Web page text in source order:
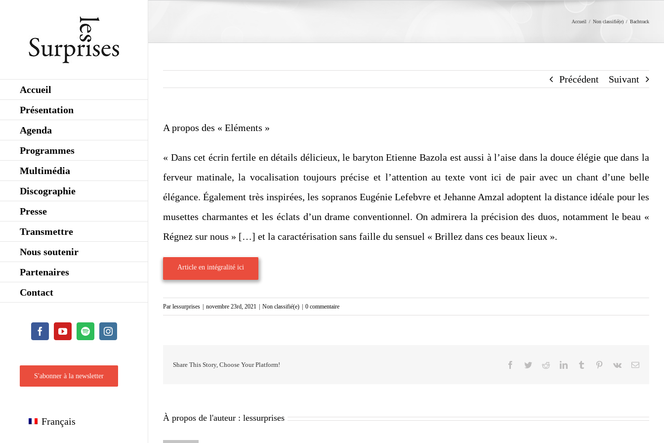
Accueil
Présentation
Agenda
Programmes
Multimédia
Discographie
Presse
Transmettre
Nous soutenir
Partenaires
Contact
FacebookYouTubeSpotifyInstagram
S'abonner à la newsletter
Français
Accueil / Non classifié(e) / Bachtrack
Précédent Suivant
A propos des « Eléments »
« Dans cet écrin fertile en détails délicieux, le baryton Etienne Bazola est aussi à l’aise dans la douce élégie que dans la
ferveur matinale, la vocalisation toujours précise et l’attention au texte vont ici de pair avec un chant d’une belle
élégance. Également très inspirées, les sopranos Eugénie Lefebvre et Jehanne Amzal adoptent la distance idéale pour les
musettes charmantes et les éclats d’un drame conventionnel. On admirera la précision des duos, notamment le beau «
Régnez sur nous » […] et la caractérisation sans faille du sensuel « Brillez dans ces beaux lieux ».
Article en intégralité ici
Par lessurprises novembre 23rd, 2021 Non classifié(e) 0 commentaire
Share This Story, Choose Your Platform! Facebook
TwitterRedditLinkedInTumblr Pinterest
Vk Email
À propos de l'auteur : lessurprises